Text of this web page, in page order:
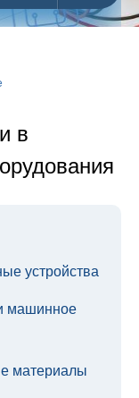
в
устройства
машинное
материалы